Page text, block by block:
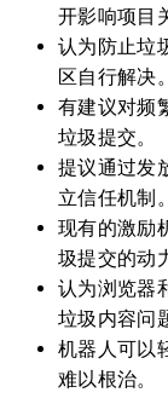
开影响项目
认为防止垃
区自行解决。
有建议对频
垃圾提交。
提议通过发
立信任机制。
现有的激励
圾提交的动
认为浏览器
垃圾内容问
机器人可以
难以根治。